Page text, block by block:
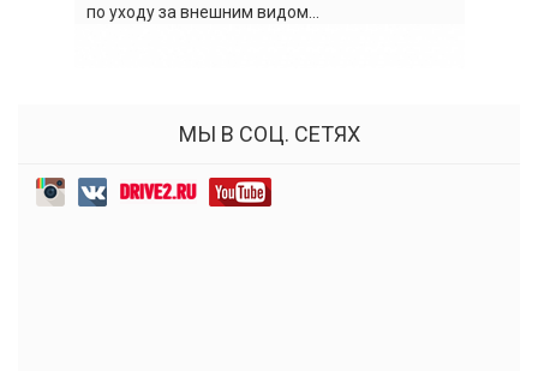
по уходу за внешним видом...
МЫ В СОЦ. СЕТЯХ